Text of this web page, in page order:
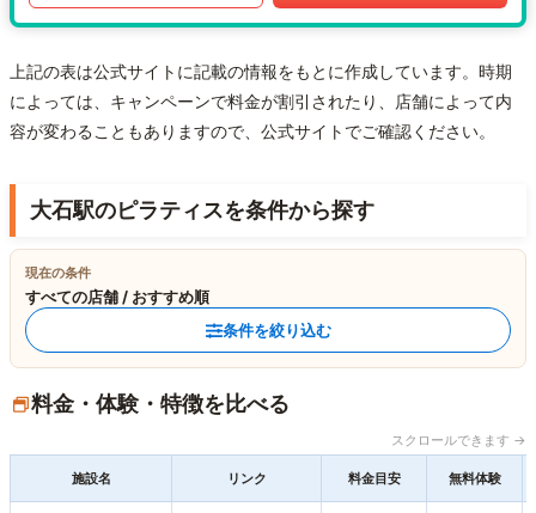
上記の表は公式サイトに記載の情報をもとに作成しています。時期
によっては、キャンペーンで料金が割引されたり、店舗によって内
容が変わることもありますので、公式サイトでご確認ください。
大石駅のピラティスを条件から探す
現在の条件
すべての店舗 / おすすめ順
条件を絞り込む
料金・体験・特徴を比べる
スクロールできます →
施設名 リンク 料金目安 無料体験